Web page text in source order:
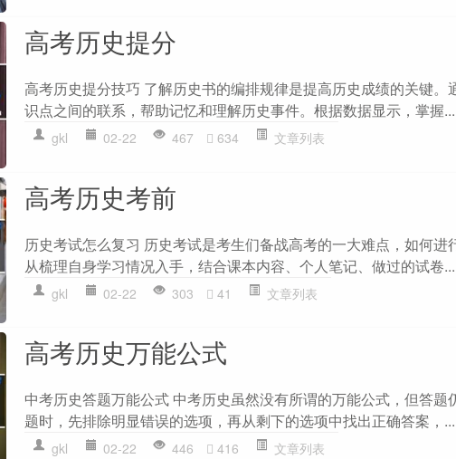
高考历史提分
高考历史提分技巧 了解历史书的编排规律是提高历史成绩的关键。
识点之间的联系，帮助记忆和理解历史事件。根据数据显示，掌握...
gkl 02-22 467 634 文章列表
高考历史考前
历史考试怎么复习 历史考试是考生们备战高考的一大难点，如何进
从梳理自身学习情况入手，结合课本内容、个人笔记、做过的试卷...
gkl 02-22 303 41 文章列表
高考历史万能公式
中考历史答题万能公式 中考历史虽然没有所谓的万能公式，但答题
题时，先排除明显错误的选项，再从剩下的选项中找出正确答案，...
gkl 02-22 446 416 文章列表